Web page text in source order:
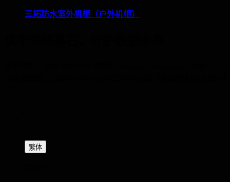
三拓防水室外机柜（户外机柜）
繁体